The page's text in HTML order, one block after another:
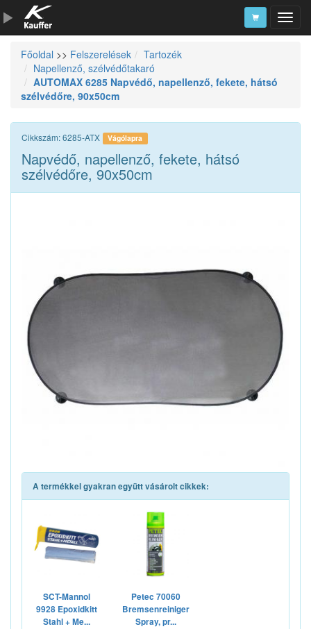
Szerszámkatalógus
Kosár
Főoldal >> Felszerelések
Tartozék
Napellenző, szélvédőtakaró
AUTOMAX 6285 Napvédő, napellenző, fekete, hátsó
szélvédőre, 90x50cm
Cikkszám: 6285-ATX Vágólapra
Napvédő, napellenző, fekete, hátsó
szélvédőre, 90x50cm
A termékkel gyakran együtt vásárolt cikkek:
SCT-Mannol
9928 Epoxidkitt
Stahl + Me...
Petec 70060
Bremsenreiniger
Spray, pr...